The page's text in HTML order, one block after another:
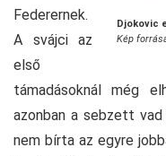
Djokovic
Kép
Federernek.
A svájci az
első
támadásoknál még
azonban a sebzett
nem bírta az egyre